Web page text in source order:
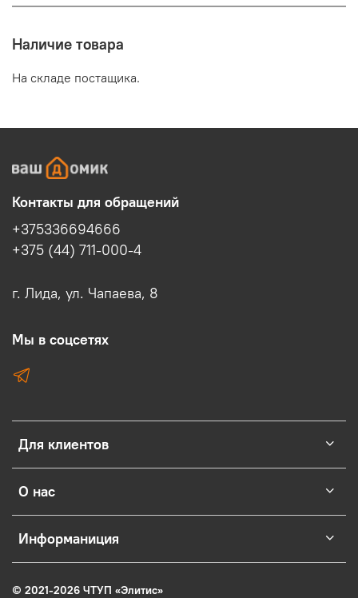
Наличие товара
На складе постащика.
Для клиентов
О нас
Информаниция
Контакты для обращений
+375336694666
+375 (44) 711-000-4
г. Лида, ул. Чапаева, 8
Мы в соцсетях
© 2021-2026 ЧТУП «Элитис»